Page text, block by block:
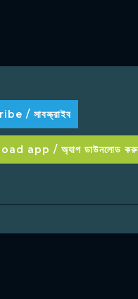
/ সাবস্ক্রাইব
app / অ্যাপ ডাউনলোড